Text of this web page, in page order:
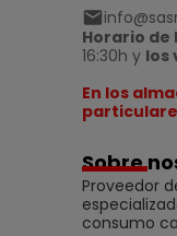
Horario de
16:30h y los
En los
Sobre
Proveedor
consumo